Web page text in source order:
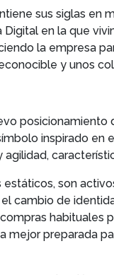
sus siglas en
Digital en la que
la empresa
y unos
posicionamiento
inspirado en
estáticos, son
cambio de
habituales
mejor preparada